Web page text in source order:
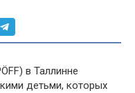
в Таллинне
детьми, которых